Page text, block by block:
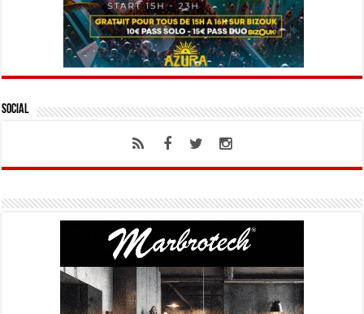
Social